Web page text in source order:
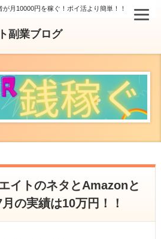
月10000円を稼ぐ！ポイ活より簡単！！
副業ブログ
イトのネタとAmazonと
の実績は10万円！！